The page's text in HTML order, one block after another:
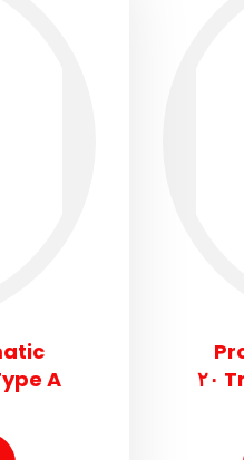
Transmission Fluid​ Type A ٢٠